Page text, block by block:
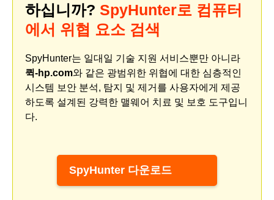
하십니까? SpyHunter로 컴퓨터
에서 위협 요소 검색
SpyHunter는 일대일 기술 지원 서비스뿐만 아니라
퀵-hp.com와 같은 광범위한 위협에 대한 심층적인
시스템 보안 분석, 탐지 및 제거를 사용자에게 제공
하도록 설계된 강력한 맬웨어 치료 및 보호 도구입니
다.
SpyHunter 다운로드